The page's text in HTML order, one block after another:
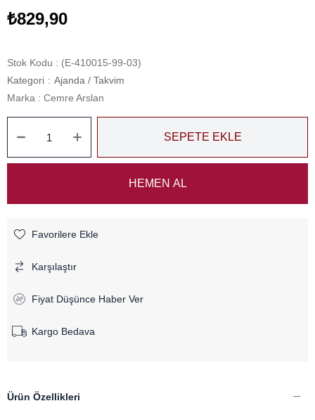
₺829,90
Stok Kodu
(E-410015-99-03)
Kategori : Ajanda / Takvim
Marka : Cemre Arslan
Favorilere Ekle
Karşılaştır
Fiyat Düşünce Haber Ver
Kargo Bedava
Ürün Özellikleri